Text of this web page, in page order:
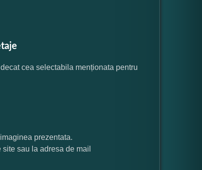
cea selectabila menționata pentru
prezentata.
sau la adresa de mail